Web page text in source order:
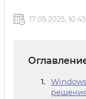
17 05 2025, 10:45